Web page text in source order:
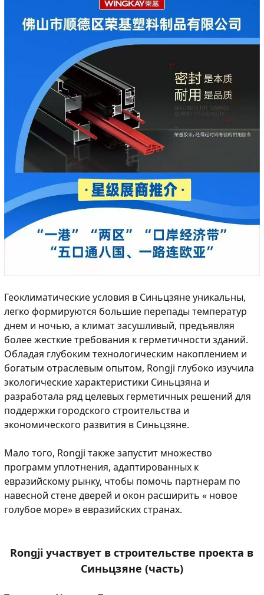
Геоклиматические условия в Синьцзяне уникальны,
легко формируются большие перепады температур
днем и ночью, а климат засушливый, предъявляя
более жесткие требования к герметичности зданий.
Обладая глубоким технологическим накоплением и
богатым отраслевым опытом, Rongji глубоко изучила
экологические характеристики Синьцзяна и
разработала ряд целевых герметичных решений для
поддержки городского строительства и
экономического развития в Синьцзяне.
Мало того, Rongji также запустит множество
программ уплотнения, адаптированных к
евразийскому рынку, чтобы помочь партнерам по
навесной стене дверей и окон расширить « новое
голубое море» в евразийских странах.
Rongji участвует в строительстве проекта в
Синьцзяне (часть)